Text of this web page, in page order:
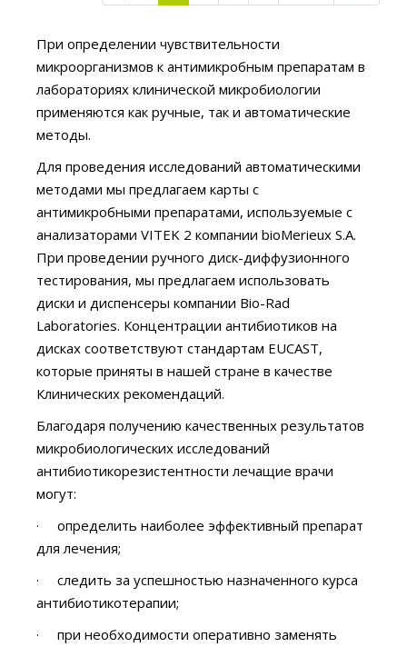
При определении чувствительности
микроорганизмов к антимикробным препаратам в
лабораториях клинической микробиологии
применяются как ручные, так и автоматические
методы.
Для проведения исследований автоматическими
методами мы предлагаем карты с
антимикробными препаратами, используемые с
анализаторами VITEK 2 компании bioMerieux S.A.
При проведении ручного диск-диффузионного
тестирования, мы предлагаем использовать
диски и диспенсеры компании Bio-Rad
Laboratories. Концентрации антибиотиков на
дисках соответствуют стандартам EUCAST,
которые приняты в нашей стране в качестве
Клинических рекомендаций.
Благодаря получению качественных результатов
микробиологических исследований
антибиотикорезистентности лечащие врачи
могут:
· определить наиболее эффективный препарат
для лечения;
· следить за успешностью назначенного курса
антибиотикотерапии;
· при необходимости оперативно заменять